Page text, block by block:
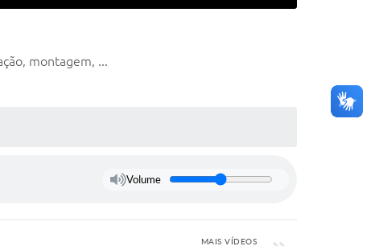
montagem, ...
Volume
MAIS VÍDEOS